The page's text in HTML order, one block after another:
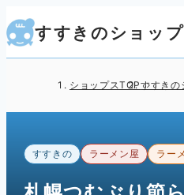
すすきのショッ
ショップスTOPすすきの
すすきの ラーメン屋 ラー